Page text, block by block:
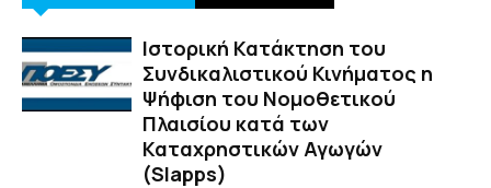
Ιστορική Κατάκτηση του
Συνδικαλιστικού Κινήματος η
Ψήφιση του Νομοθετικού
Πλαισίου κατά των
Καταχρηστικών Αγωγών
(Slapps)